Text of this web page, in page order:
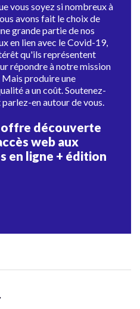
vous soyez si nombreux à
avons fait le choix de
grande partie de nos
en lien avec le Covid-19,
qu'ils représentent
répondre à notre mission
produire une
a un coût. Soutenez-
en autour de vous.
découverte
web aux
en ligne + édition